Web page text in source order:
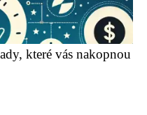
které vás nakopnou